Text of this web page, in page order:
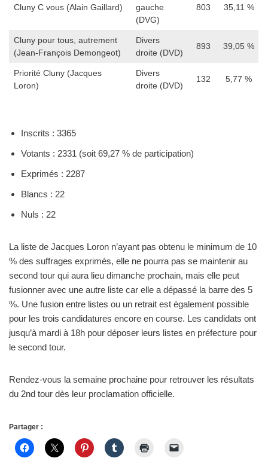
Cluny C vous (Alain Gaillard)
gauche
(DVG)
803 35,11 %
Cluny pour tous, autrement
(Jean-François Demongeot)
Divers
droite (DVD)
893 39,05 %
Priorité Cluny (Jacques
Loron)
Divers
droite (DVD)
132 5,77 %
Inscrits : 3365
Votants : 2331 (soit 69,27 % de participation)
Exprimés : 2287
Blancs : 22
Nuls : 22
La liste de Jacques Loron n’ayant pas obtenu le minimum de 10
% des suffrages exprimés, elle ne pourra pas se maintenir au
second tour qui aura lieu dimanche prochain, mais elle peut
fusionner avec une autre liste car elle a dépassé la barre des 5
%. Une fusion entre listes ou un retrait est également possible
pour les trois candidatures encore en course. Les candidats ont
jusqu’à mardi à 18h pour déposer leurs listes en préfecture pour
le second tour.
Rendez-vous la semaine prochaine pour retrouver les résultats
du 2nd tour dès leur proclamation officielle.
Partager :